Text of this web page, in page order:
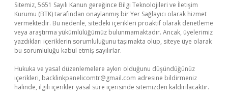
Sitemiz, 5651 Sayılı Kanun gereğince Bilgi Teknolojileri ve İletişim
Kurumu (BTK) tarafından onaylanmış bir Yer Sağlayıcı olarak hizmet
vermektedir. Bu nedenle, sitedeki içerikleri proaktif olarak denetleme
veya araştırma yükümlülüğümüz bulunmamaktadır. Ancak, üyelerimiz
yazdıkları içeriklerin sorumluluğunu taşımakta olup, siteye üye olarak
bu sorumluluğu kabul etmiş sayılırlar.
Hukuka ve yasal düzenlemelere aykırı olduğunu düşündüğünüz
içerikleri, backlinkpanelicomtr@gmail.com adresine bildirmeniz
halinde, ilgili içerikler yasal süre içerisinde sitemizden kaldırılacaktır.